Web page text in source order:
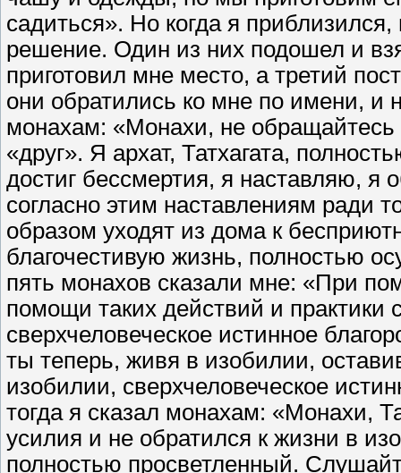
садиться». Но когда я
решение. Один из них подошел и
приготовил мне место, а третий
они обратились ко мне по имени, и
монахам: «Монахи, не обращайтесь
«друг». Я архат, Татхагата,
достиг бессмертия, я наставляю,
согласно этим наставлениям ради
образом уходят из дома к
благочестивую жизнь, полностью
пять монахов сказали мне: «При
помощи таких действий и практики
сверхчеловеческое истинное
ты теперь, живя в изобилии,
изобилии, сверхчеловеческое
тогда я сказал монахам: «Монахи,
усилия и не обратился к жизни в
полностью просветленный.